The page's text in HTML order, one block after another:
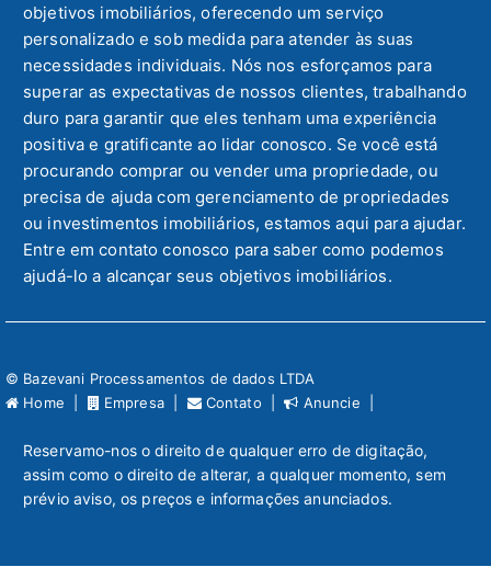
objetivos imobiliários, oferecendo um serviço
personalizado e sob medida para atender às suas
necessidades individuais. Nós nos esforçamos para
superar as expectativas de nossos clientes, trabalhando
duro para garantir que eles tenham uma experiência
positiva e gratificante ao lidar conosco. Se você está
procurando comprar ou vender uma propriedade, ou
precisa de ajuda com gerenciamento de propriedades
ou investimentos imobiliários, estamos aqui para ajudar.
Entre em contato conosco para saber como podemos
ajudá-lo a alcançar seus objetivos imobiliários.
© Bazevani Processamentos de dados LTDA
Home |
Empresa | Contato | Anuncie |
Reservamo-nos o direito de qualquer erro de digitação,
assim como o direito de alterar, a qualquer momento, sem
prévio aviso, os preços e informações anunciados.